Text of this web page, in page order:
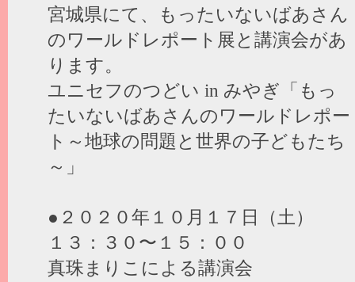
宮城県にて、もったいないばあさん
のワールドレポート展と講演会があ
ります。
ユニセフのつどい in みやぎ「もっ
たいないばあさんのワールドレポー
ト～地球の問題と世界の子どもたち
～」
●２０２０年１０月１７日（土）
１３：３０〜１５：００
真珠まりこによる講演会